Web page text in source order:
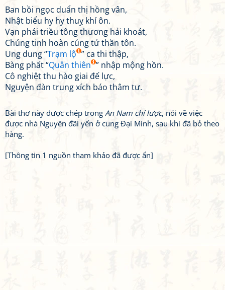
Ban bồi ngọc duẩn thị hồng vân,
Nhật biểu hy hy thuỵ khí ôn.
Vạn phái triều tông thương hải khoát,
Chúng tinh hoàn củng tử thần tôn.
Ung dung “Trạm lộ ” ca thi thập,
Bàng phất “Quân thiên ” nhập mộng hồn.
Cô nghiệt thu hào giai đế lực,
Nguyện đàn trung xích báo thâm tư.
Bài thơ này được chép trong An Nam chí lược, nói về việc
được nhà Nguyên đãi yến ở cung Đại Minh, sau khi đã bỏ theo
hàng.
[Thông tin 1 nguồn tham khảo đã được ẩn]